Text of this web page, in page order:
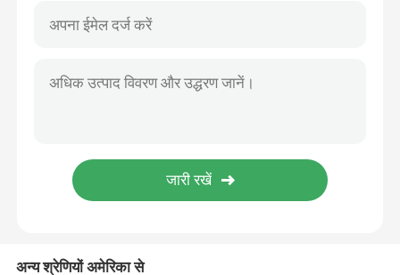
गर्मी उपचार भट्ठी
हाइड्रोजन भट्ठी
अन्य श्रेणियों अमेरिका से